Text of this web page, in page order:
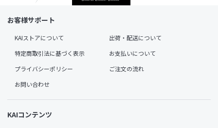
お客様サポート
KAIストアについて
出荷・配送について
特定商取引法に基づく表示
お支払いについて
プライバシーポリシー
ご注文の流れ
お問い合わせ
KAIコンテンツ